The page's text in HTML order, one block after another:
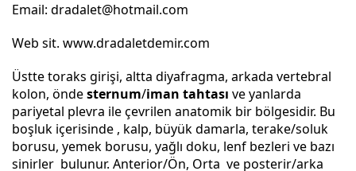
Email: dradalet@hotmail.com
Web sit. www.dradaletdemir.com
Üstte toraks girişi, altta diyafragma, arkada vertebral
kolon, öndesternum/iman tahtası ve yanlarda
pariyetal plevra ile çevrilen anatomik bir bölgesidir. Bu
boşluk içerisinde , kalp, büyük damarla, terake/soluk
borusu, yemek borusu, yağlı doku, lenf bezleri ve bazı
sinirler bulunur. Anterior/Ön, Orta ve posterir/arka